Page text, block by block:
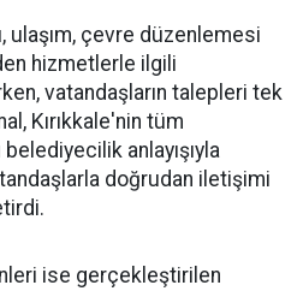
ulaşım, çevre düzenlemesi
hizmetlerle ilgili
vatandaşların talepleri tek
Kırıkkale'nin tüm
anlayışıyla
doğrudan iletişimi
ise gerçekleştirilen